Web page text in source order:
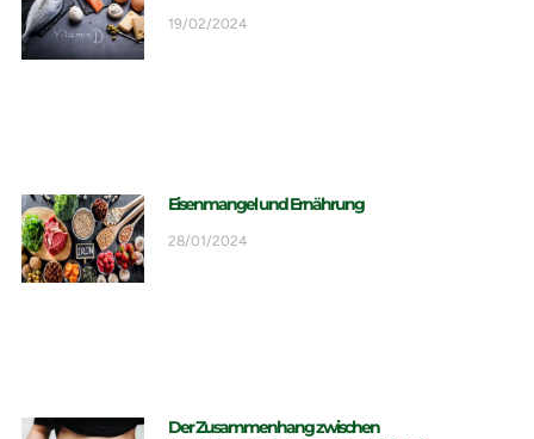
19/02/2024
Eisenmangel und Ernährung
28/01/2024
Der Zusammenhang zwischen